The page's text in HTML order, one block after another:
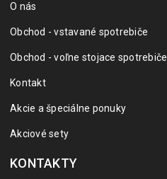
O nás
Obchod - vstavané spotrebiče
Obchod - voľne stojace spotrebiče
Kontakt
Akcie a špeciálne ponuky
Akciové sety
KONTAKTY